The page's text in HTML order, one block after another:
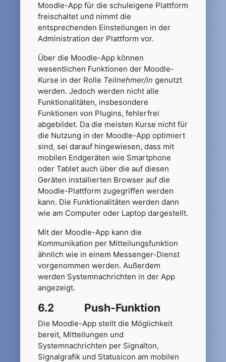
Moodle-App für die schuleigene Plattform
freischaltet und nimmt die
entsprechenden Einstellungen in der
Administration der Plattform vor.
Über die Moodle-App können
wesentlichen Funktionen der Moodle-
Kurse in der Rolle Teilnehmer/in genutzt
werden. Jedoch werden nicht alle
Funktionalitäten, insbesondere
Funktionen von Plugins, fehlerfrei
abgebildet. Da die meisten Kurse nicht für
die Nutzung in der Moodle-App optimiert
sind, sei darauf hingewiesen, dass mit
mobilen Endgeräten wie Smartphone
oder Tablet auch über die auf diesen
Geräten installierten Browser auf die
Moodle-Plattform zugegriffen werden
kann. Die Funktionalitäten werden dann
wie am Computer oder Laptop dargestellt.
Mit der Moodle-App kann die
Kommunikation per Mitteilungsfunktion
ähnlich wie in einem Messenger-Dienst
vorgenommen werden. Außerdem
werden Systemnachrichten in der App
angezeigt.
6.2 Push-Funktion
Die Moodle-App stellt die Möglichkeit
bereit, Mitteilungen und
Systemnachrichten per Signalton,
Signalgrafik und Statusicon am mobilen